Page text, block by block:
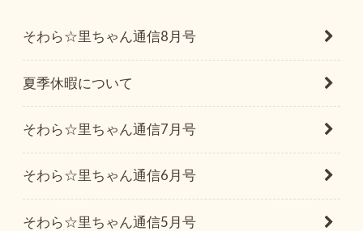
そわら☆里ちゃん通信8月号
夏季休暇について
そわら☆里ちゃん通信7月号
そわら☆里ちゃん通信6月号
そわら☆里ちゃん通信5月号